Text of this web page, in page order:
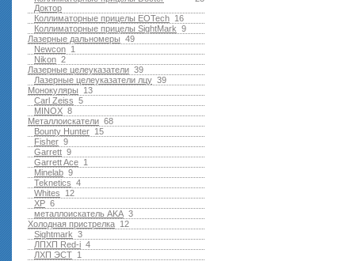
Доктор
16
Коллиматорные прицелы EOTech
9
Коллиматорные прицелы SightMark
49
Лазерные дальномеры
1
Newcon
2
Nikon
39
Лазерные целеуказатели
39
Лазерные целеуказатели лцу
13
Монокуляры
5
Carl Zeiss
8
MINOX
68
Металлоискатели
15
Bounty Hunter
9
Fisher
9
Garrett
1
Garrett Ace
9
Minelab
4
Teknetics
12
Whites
6
XP
3
металлоискатель AKA
12
Холодная пристрелка
3
Sightmark
4
ЛПХП Red-i
1
ЛХП ЭСТ